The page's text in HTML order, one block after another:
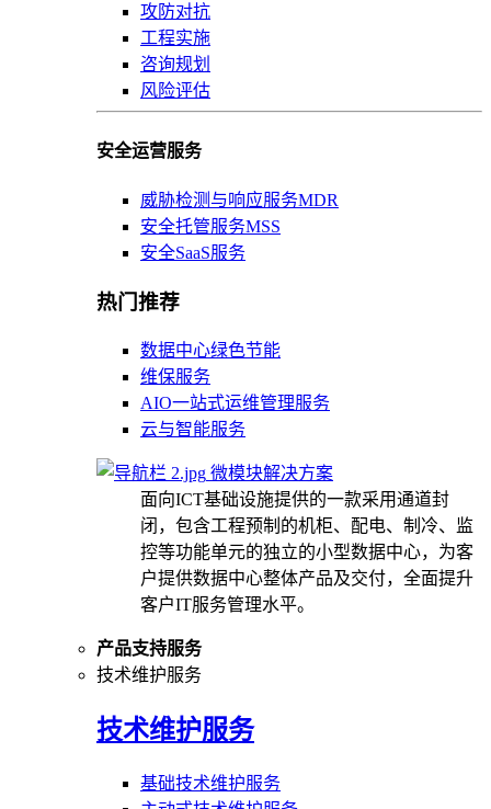
攻防对抗
工程实施
咨询规划
风险评估
安全运营服务
威胁检测与响应服务MDR
安全托管服务MSS
安全SaaS服务
热门推荐
数据中心绿色节能
维保服务
AIO一站式运维管理服务
云与智能服务
微模块解决方案
面向ICT基础设施提供的一款采用通道封
闭，包含工程预制的机柜、配电、制冷、监
控等功能单元的独立的小型数据中心，为客
户提供数据中心整体产品及交付，全面提升
客户IT服务管理水平。
产品支持服务
技术维护服务
技术维护服务
基础技术维护服务